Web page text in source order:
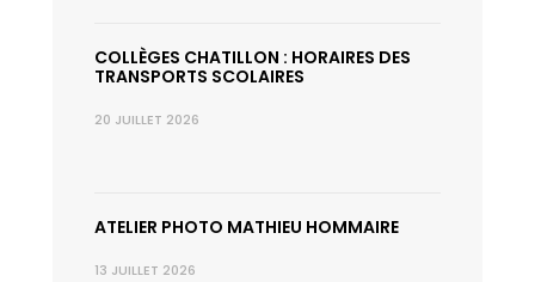
COLLÈGES CHATILLON : HORAIRES DES
TRANSPORTS SCOLAIRES
20 JUILLET 2026
ATELIER PHOTO MATHIEU HOMMAIRE
13 JUILLET 2026